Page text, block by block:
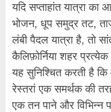
यदि सप्ताहांत यात्रा का
भोजन, धूप समुद्र तट,
लंबी पैदल यात्रा है, तो
कैलिफ़ोर्निया शहर
यह सुनिश्चित करती है
रेस्तरां एक समर्थक की
एक तन पाने और विभिन्न